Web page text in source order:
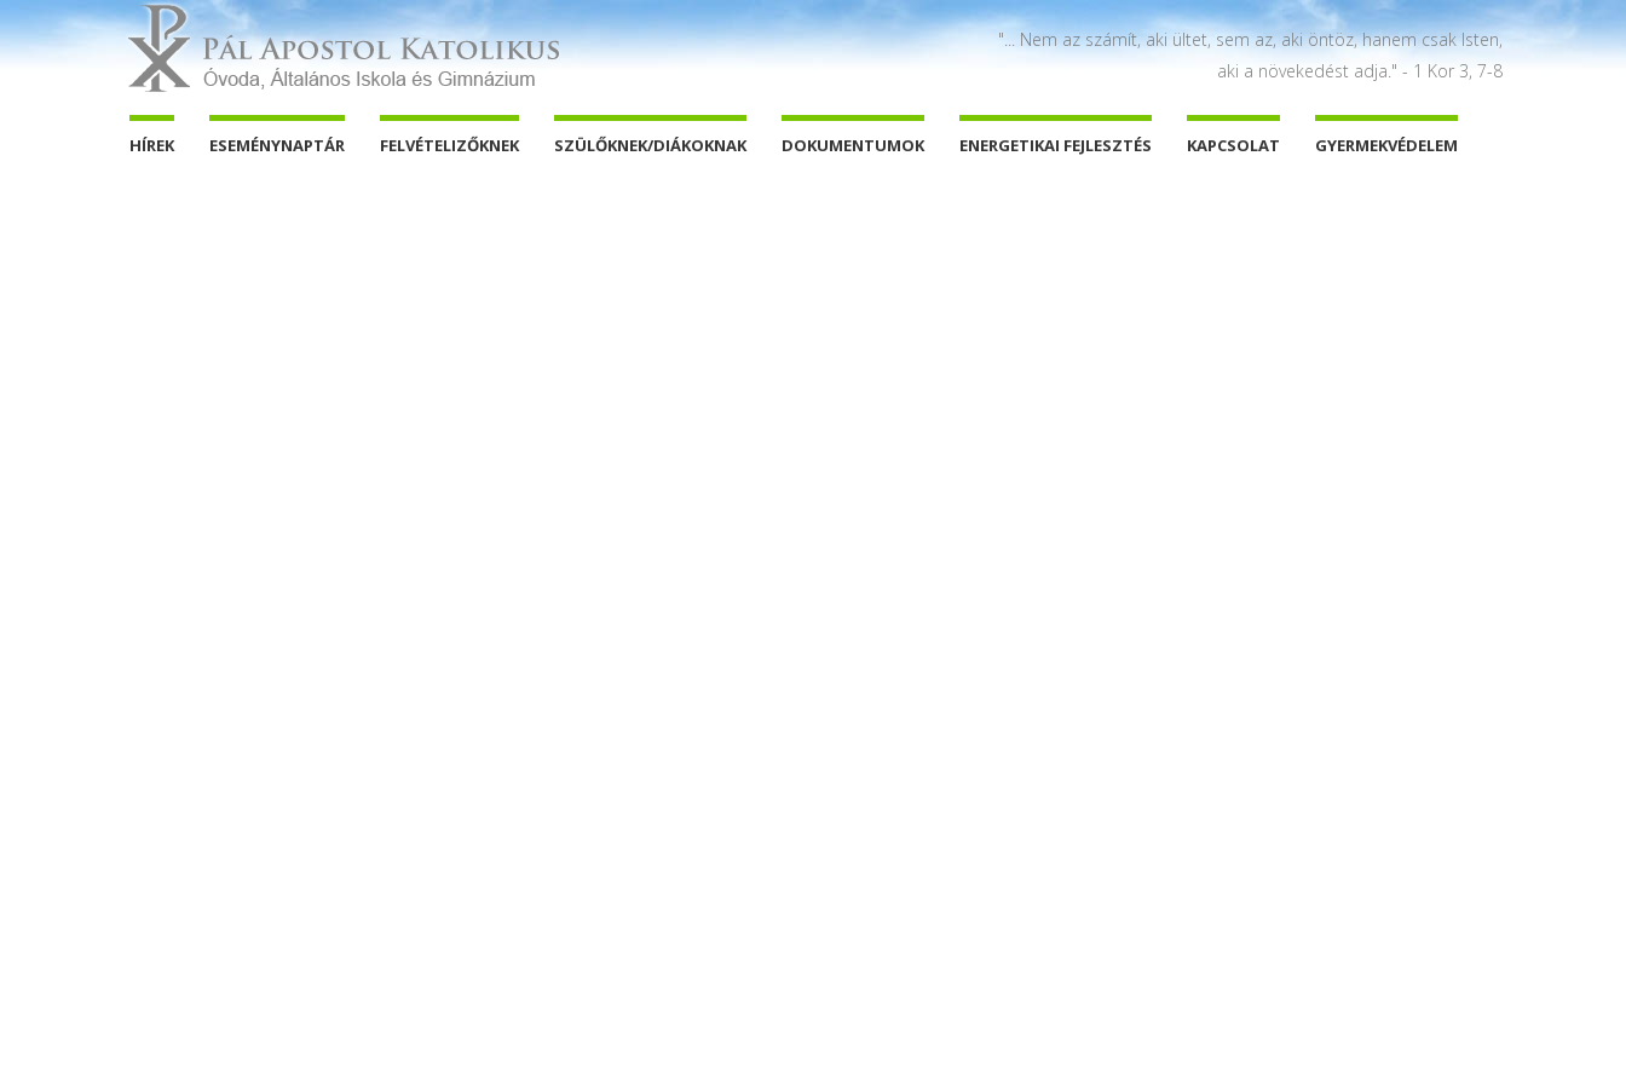
"... Nem az számít, aki ültet, sem az, aki öntöz, hanem csak Isten,
aki a növekedést adja." - 1 Kor 3, 7-8
HÍREK ESEMÉNYNAPTÁR FELVÉTELIZŐKNEK SZÜLŐKNEK/DIÁKOKNAK DOKUMENTUMOK ENERGETIKAI FEJLESZTÉS KAPCSOLAT GYERMEKVÉDELEM